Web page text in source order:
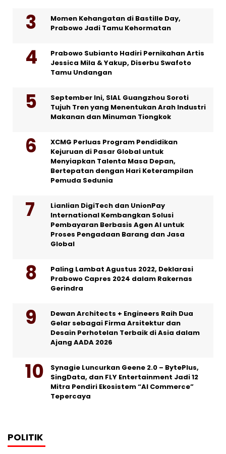
Momen Kehangatan di Bastille Day,
Prabowo Jadi Tamu Kehormatan
Prabowo Subianto Hadiri Pernikahan Artis
Jessica Mila & Yakup, Diserbu Swafoto
Tamu Undangan
September Ini, SIAL Guangzhou Soroti
Tujuh Tren yang Menentukan Arah Industri
Makanan dan Minuman Tiongkok
XCMG Perluas Program Pendidikan
Kejuruan di Pasar Global untuk
Menyiapkan Talenta Masa Depan,
Bertepatan dengan Hari Keterampilan
Pemuda Sedunia
Lianlian DigiTech dan UnionPay
International Kembangkan Solusi
Pembayaran Berbasis Agen AI untuk
Proses Pengadaan Barang dan Jasa
Global
Paling Lambat Agustus 2022, Deklarasi
Prabowo Capres 2024 dalam Rakernas
Gerindra
Dewan Architects + Engineers Raih Dua
Gelar sebagai Firma Arsitektur dan
Desain Perhotelan Terbaik di Asia dalam
Ajang AADA 2026
Synagie Luncurkan Geene 2.0 – BytePlus,
SingData, dan FLY Entertainment Jadi 12
Mitra Pendiri Ekosistem “AI Commerce”
Tepercaya
POLITIK